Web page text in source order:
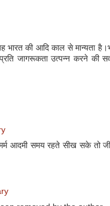
भारत की आदि काल से मान्यता
जागरूकता उत्पन्न करने की
आदमी समय रहते सीख सके तो